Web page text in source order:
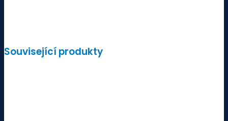
Související produkty